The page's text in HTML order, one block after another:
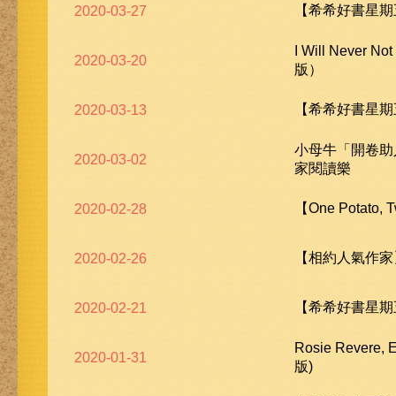
2020-03-27 【希希好書星
2020-03-20
I Will Never
版）
2020-03-13 【希希好書星
2020-03-02
小母牛「開卷
家閱讀樂
2020-02-28 【One Potato,
2020-02-26 【相約人氣作
2020-02-21 【希希好書星
2020-01-31
Rosie Revere,
版)